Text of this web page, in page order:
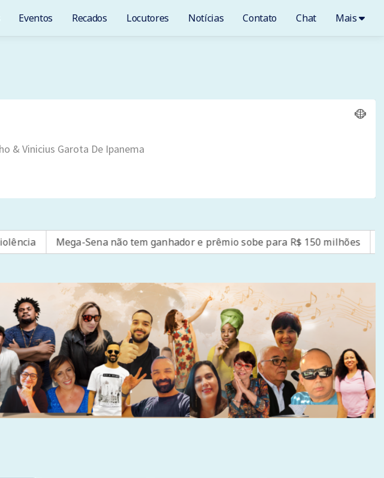
Eventos Recados Locutores Notícias Contato Chat Mais
Mega-Sena não tem ganhador e prêmio sobe para R$ 150 milhões Flipei: